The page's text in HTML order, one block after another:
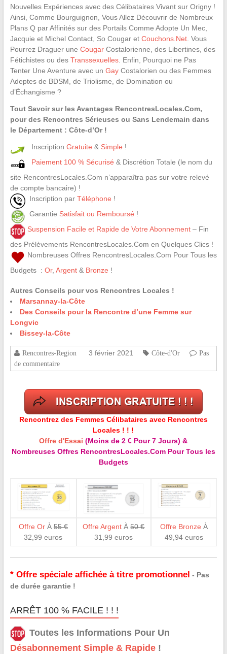
Nouvelles Expériences avec des Célibataires Vivant sur Origny !
Ainsi, Comme Bourguignon, Vous Allez Découvrir de Nombreux
Plans Q par Affinités sur des Portails Comme Adopte Un Mec,
Jacquie et Michel Contact, So Cougar et Couchons.Net. Vous
Pourrez Draguer une CougarCostalorienne, des Libertines, des
Fétichistes ou des Transsexuelles. Enfin, Pourquoi ne Pas
Tenter Une Aventure avec un GayCostalorien ou des Femmes
Adeptes de BDSM, de Triolisme, de Domination ou
d’Échangisme ?
Tout Savoir sur les Avantages RencontresLocales.Com,
pour des Rencontres Sérieuses ou Sans Lendemain dans
le Département : Côte-d’Or !
Inscription Gratuite & Simple !
Paiement 100 % Sécurisé & Discrétion Totale (le nom du
site RencontresLocales.Com n’apparaîtra pas sur votre relevé
de compte bancaire) !
Inscription par Téléphone !
Garantie Satisfait ou Remboursé !
Suspension Facile et Rapide de Votre Abonnement– Fin
des Prélèvements RencontresLocales.Com en Quelques Clics !
Nombreuses Offres RencontresLocales.Com Pour Tous les
Budgets : Or, Argent& Bronze !
Autres Conseils pour vos Rencontres Locales !
Marsannay-la-Côte
Des Conseils pour la Rencontre d’une Femme sur
Longvic
Bissey-la-Côte
Rencontres-Region 3 février 2021 Côte-d'Or
Pas
de commentaire
Rencontrez des Femmes Célibataires avec Rencontres
Locales ! ! !
Offre d'Essai (Moins de 2 € Pour 7 Jours) &
Nombreuses Offres RencontresLocales.Com Pour Tous les
Budgets
Offre OrÀ 55 €
32,99 euros
Offre Argent À50 €
31,99 euros
Offre Bronze À
49,94 euros
* Offre spéciale affichée à titre promotionnel - Pas
de durée garantie !
ARRÊT 100 % FACILE ! ! !
Toutes les Informations Pour Un
Désabonnement Simple & Rapide!